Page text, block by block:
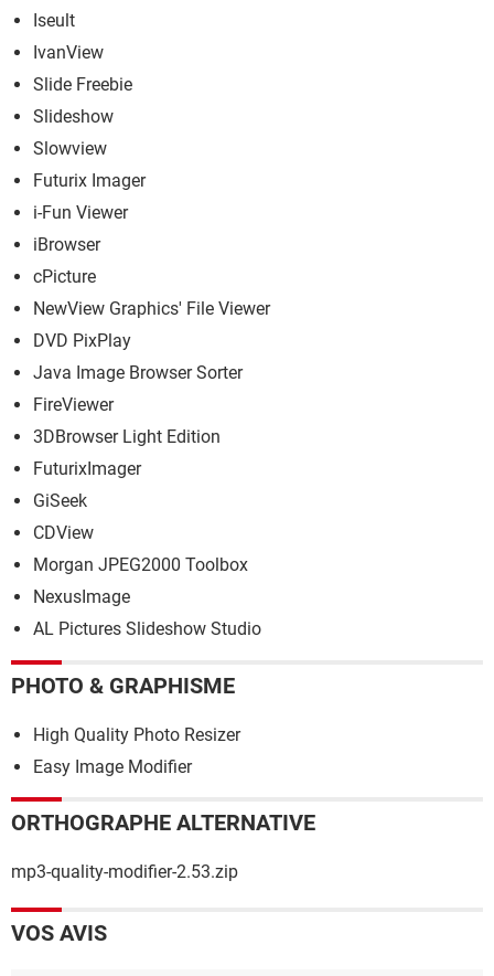
Iseult
IvanView
Slide Freebie
Slideshow
Slowview
Futurix Imager
i-Fun Viewer
iBrowser
cPicture
NewView Graphics' File Viewer
DVD PixPlay
Java Image Browser Sorter
FireViewer
3DBrowser Light Edition
FuturixImager
GiSeek
CDView
Morgan JPEG2000 Toolbox
NexusImage
AL Pictures Slideshow Studio
PHOTO & GRAPHISME
High Quality Photo Resizer
Easy Image Modifier
ORTHOGRAPHE ALTERNATIVE
mp3-quality-modifier-2.53.zip
VOS AVIS